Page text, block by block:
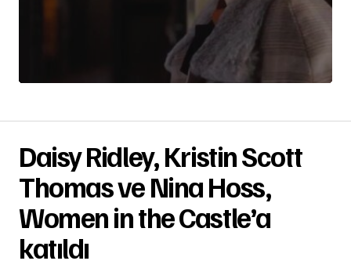
Daisy Ridley, Kristin Scott
Thomas ve Nina Hoss,
Women in the Castle’a
katıldı